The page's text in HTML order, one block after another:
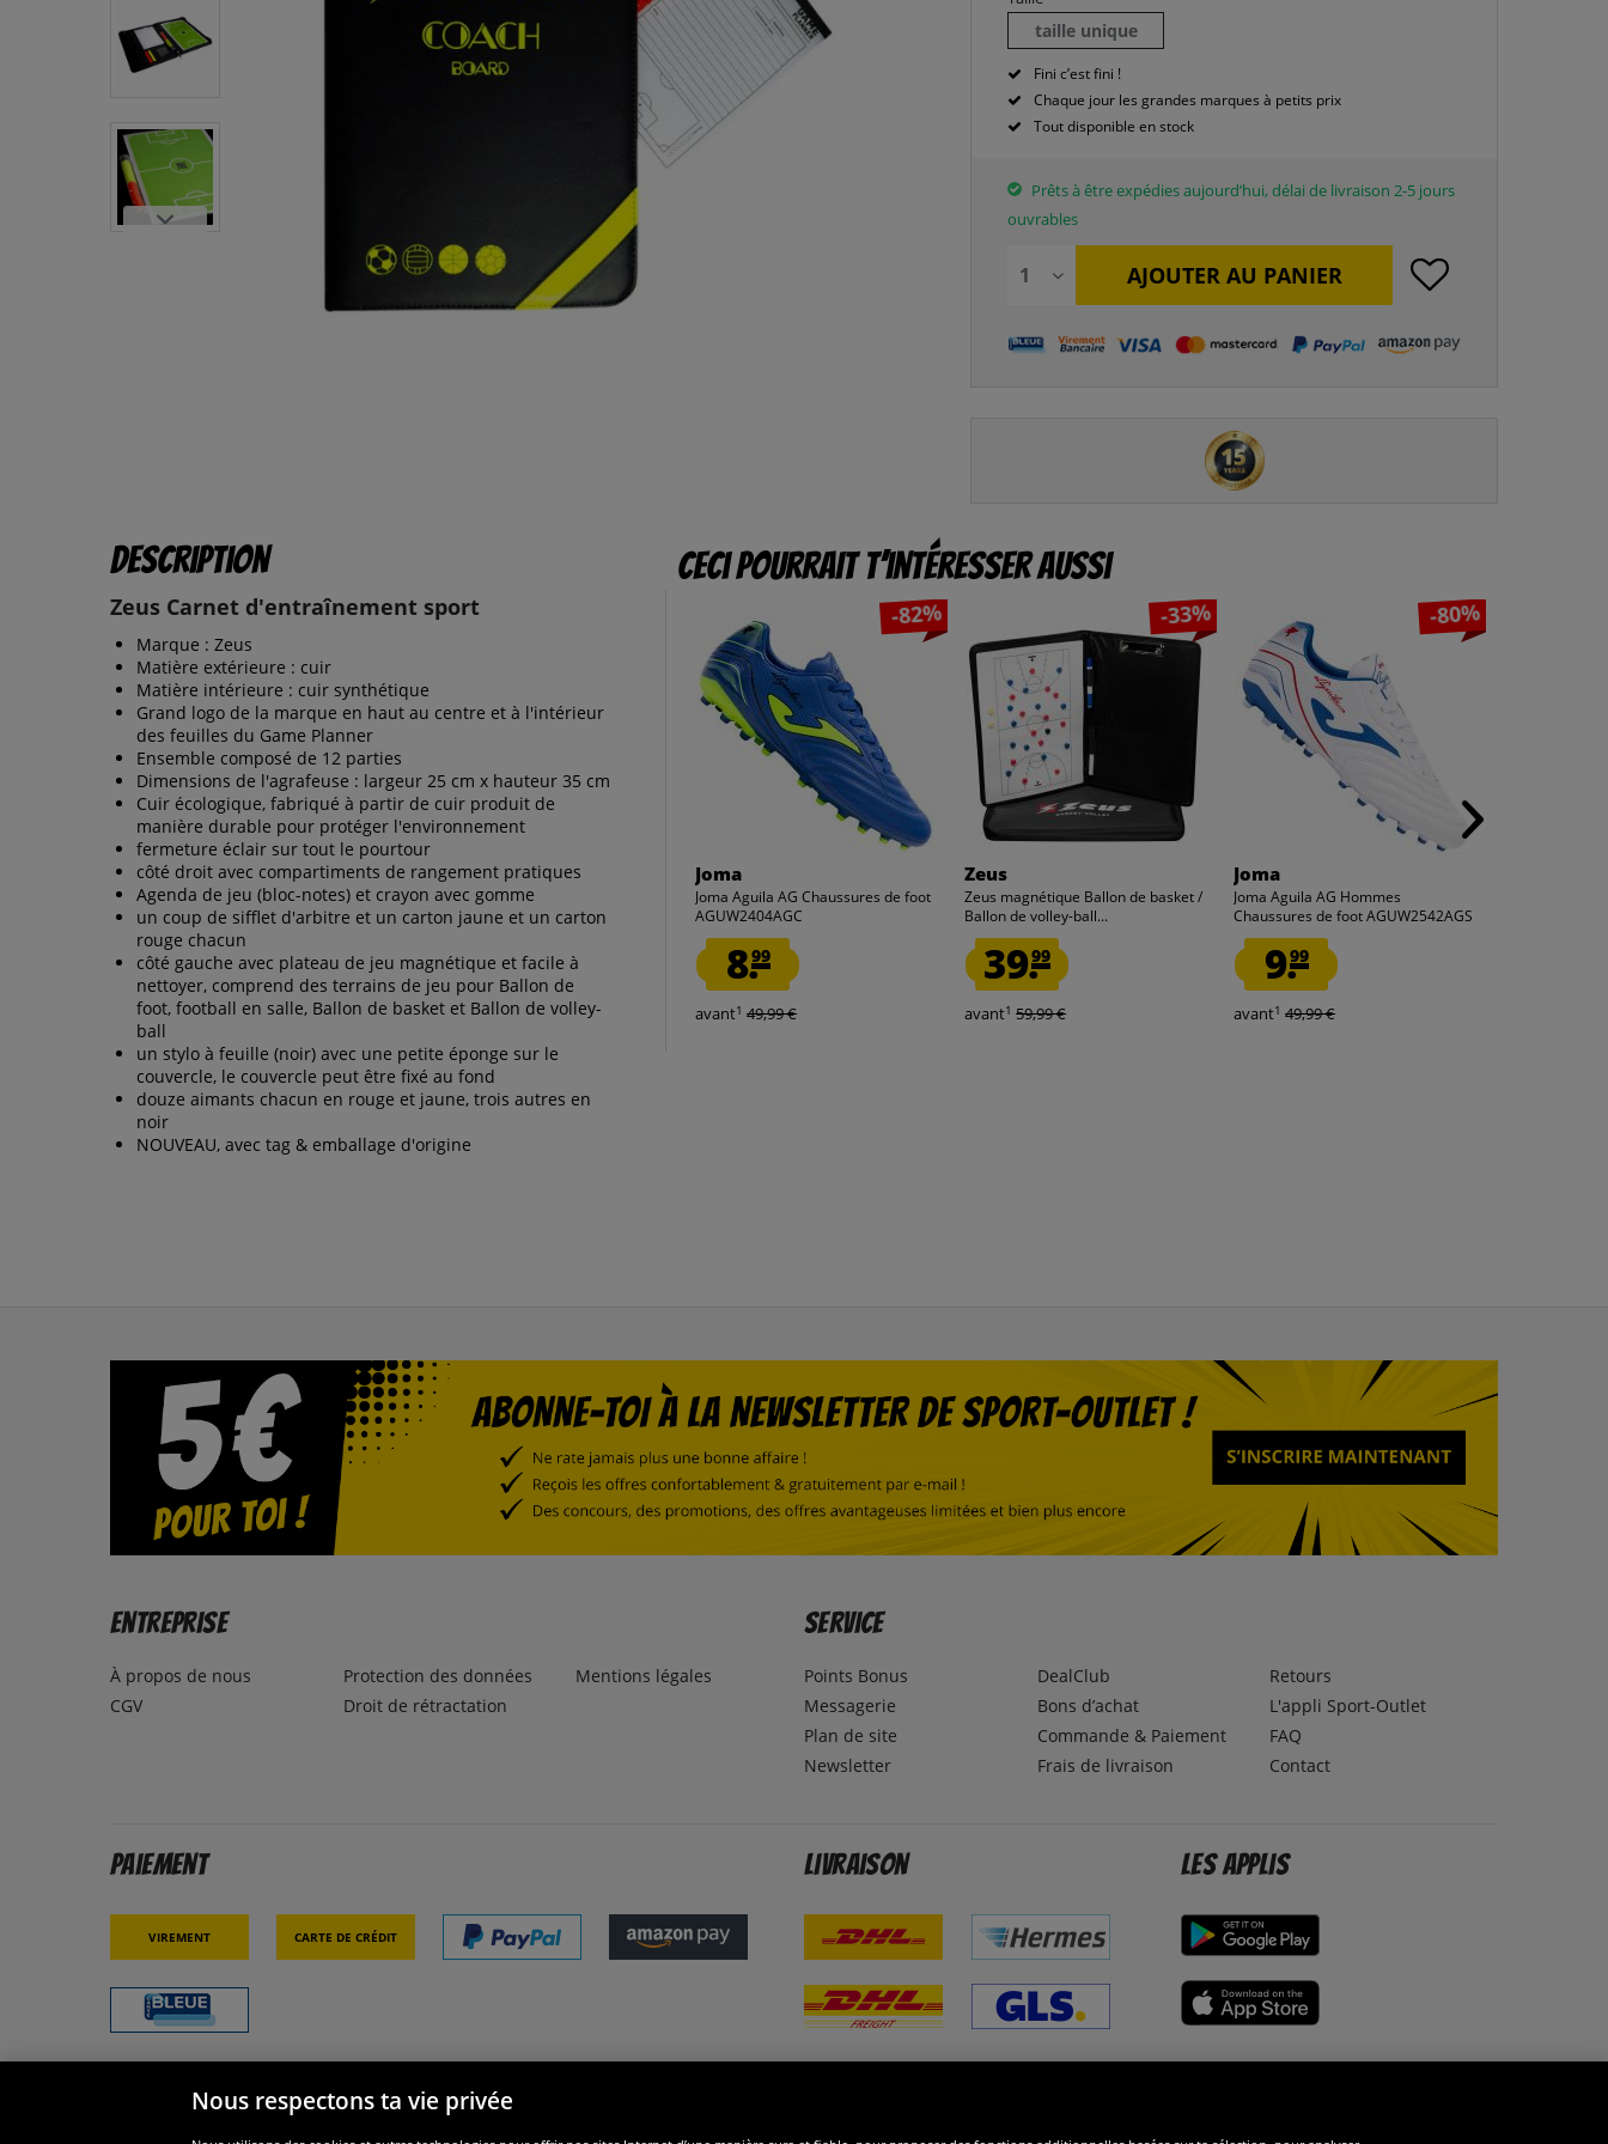
taille unique
Fini c’est fini !
Chaque jour les grandes marques à petits prix
Tout disponible en stock
Prêts à être expédies aujourd’hui, délai de livraison 2-5 jours
ouvrables
AJOUTER AU PANIER
Description
Zeus Carnet d'entraînement sport
Marque : Zeus
Matière extérieure : cuir
Matière intérieure : cuir synthétique
Grand logo de la marque en haut au centre et à l'intérieur
des feuilles du Game Planner
Ensemble composé de 12 parties
Dimensions de l'agrafeuse : largeur 25 cm x hauteur 35 cm
Cuir écologique, fabriqué à partir de cuir produit de
manière durable pour protéger l'environnement
fermeture éclair sur tout le pourtour
côté droit avec compartiments de rangement pratiques
Agenda de jeu (bloc-notes) et crayon avec gomme
un coup de sifflet d'arbitre et un carton jaune et un carton
rouge chacun
côté gauche avec plateau de jeu magnétique et facile à
nettoyer, comprend des terrains de jeu pour Ballon de
foot, football en salle, Ballon de basket et Ballon de volley-
ball
un stylo à feuille (noir) avec une petite éponge sur le
couvercle, le couvercle peut être fixé au fond
douze aimants chacun en rouge et jaune, trois autres en
noir
NOUVEAU, avec tag & emballage d'origine
Ceci pourrait t’intéresser aussi
-82%
Joma
Joma Aguila AG Chaussures de foot
AGUW2404AGC
8.99
avant1 49,99 €
-33%
Zeus
Zeus magnétique Ballon de basket /
Ballon de volley-ball...
39.99
avant1 59,99 €
-80%
Joma
Joma Aguila AG Hommes
Chaussures de foot AGUW2542AGS
9.99
avant1 49,99 €
Entreprise
À propos de nous
CGV
Protection des données
Droit de rétractation
Mentions légales
Service
Points Bonus
Messagerie
Plan de site
Newsletter
DealClub
Bons d’achat
Commande & Paiement
Frais de livraison
Retours
L'appli Sport-Outlet
FAQ
Contact
Paiement
Virement Carte de crédit
Livraison Les applis
Nous respectons ta vie privée